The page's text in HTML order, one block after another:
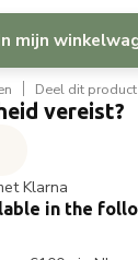
mijn
Deel dit product
vereist?
Klarna
in the